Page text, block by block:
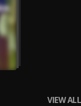
VIEW ALL